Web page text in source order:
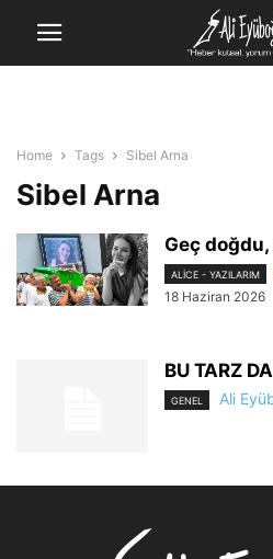
Home Tags Sibel Arna
Sibel Arna
Geç
ALİCE - YAZILARIM
18 Haziran 2026
BU TARZ
GENEL Ali